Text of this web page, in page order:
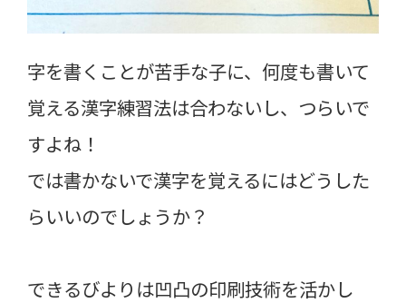
字を書くことが苦手な子に、何度も書いて
覚える漢字練習法は合わないし、つらいで
すよね！
では書かないで漢字を覚えるにはどうした
らいいのでしょうか？
できるびよりは凹凸の印刷技術を活かし